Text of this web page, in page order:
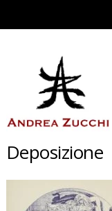
Deposizione